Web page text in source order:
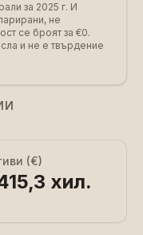
за 2025 г. И
не
се броят за €0.
и не е твърдение
(€)
хил.